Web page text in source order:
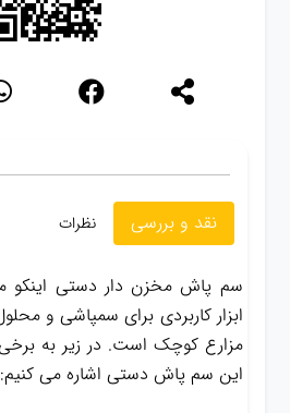
نقد و بررسی نظرات
ابزار کاربردی برای سمپاشی و
مزارع کوچک است. در زیر به
این سم پاش دستی اشاره می کنیم: